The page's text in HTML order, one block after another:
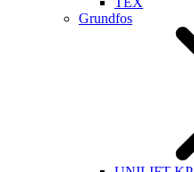
Grundfos